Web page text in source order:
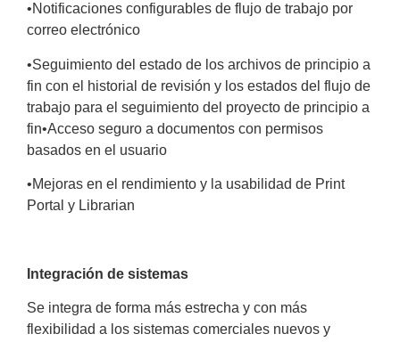
•Notificaciones configurables de flujo de trabajo por
correo electrónico
•Seguimiento del estado de los archivos de principio a
fin con el historial de revisión y los estados del flujo de
trabajo para el seguimiento del proyecto de principio a
fin•Acceso seguro a documentos con permisos
basados en el usuario
•Mejoras en el rendimiento y la usabilidad de Print
Portal y Librarian
Integración de sistemas
Se integra de forma más estrecha y con más
flexibilidad a los sistemas comerciales nuevos y